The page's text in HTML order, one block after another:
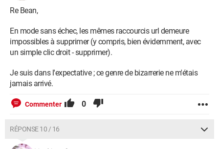
Re Bean,
En mode sans échec, les mêmes raccourcis url demeure
impossibles à supprimer (y compris, bien évidemment, avec
un simple clic droit - supprimer).
Je suis dans l'expectative ; ce genre de bizarrerie ne m'étais
jamais arrivé.
Commenter 0
RÉPONSE 10 / 16